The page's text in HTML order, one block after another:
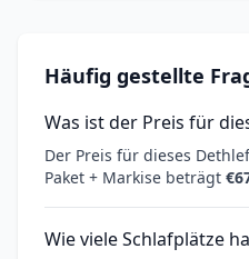
Häufig gestellte
Was ist der Preis für
Der Preis für dieses
Paket + Markise beträgt
Wie viele Schlafplätze